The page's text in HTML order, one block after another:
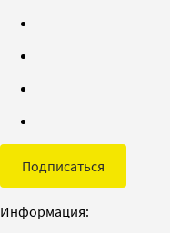
Подписаться
Информация: